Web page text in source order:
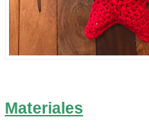
Materiales